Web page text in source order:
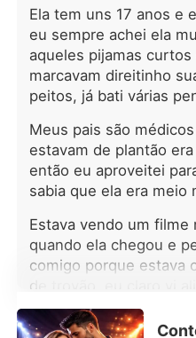
meia-
Selina
como
pelo
você
hora
A
com o
Ela tem uns 17 anos e
eu sempre achei ela
aqueles pijamas
marcavam direitinho
peitos, já bati várias
Meus pais são
estavam de plantão
então eu aproveitei
sabia que ela era meio
Estava vendo um filme
quando ela chegou e
comigo porque estava
de trovão, eu claro vi